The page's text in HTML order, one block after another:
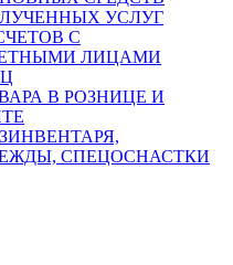
УСЛУГ
С
ЛИЦАМИ
В РОЗНИЦЕ И
СПЕЦОСНАСТКИ